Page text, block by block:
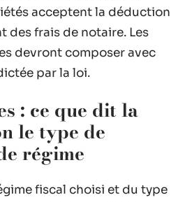
acceptent la déduction
des frais de notaire. Les
devront composer avec
par la loi.
: ce que dit la
le type de
régime
fiscal choisi et du type